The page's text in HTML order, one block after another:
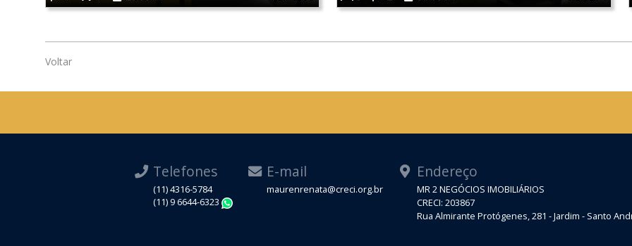
Voltar
Telefones
(11) 4316-5784
(11) 9 6644-6323
E-mail
maurenrenata@creci.org.br
Endereço
MR 2 NEGÓCIOS IMOBILIÁRIOS
CRECI: 203867
Rua Almirante Protógenes, 281 - Jardim - Santo